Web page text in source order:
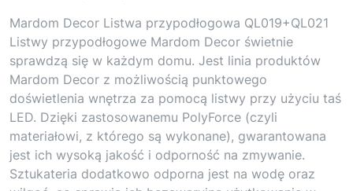
Mardom Decor Listwa przypodłogowa QL019+QL021
Listwy przypodłogowe Mardom Decor świetnie
sprawdzą się w każdym domu. Jest linia produktów
Mardom Decor z możliwością punktowego
doświetlenia wnętrza za pomocą listwy przy użyciu taś
LED. Dzięki zastosowanemu PolyForce (czyli
materiałowi, z którego są wykonane), gwarantowana
jest ich wysoką jakość i odporność na zmywanie.
Sztukateria dodatkowo odporna jest na wodę oraz